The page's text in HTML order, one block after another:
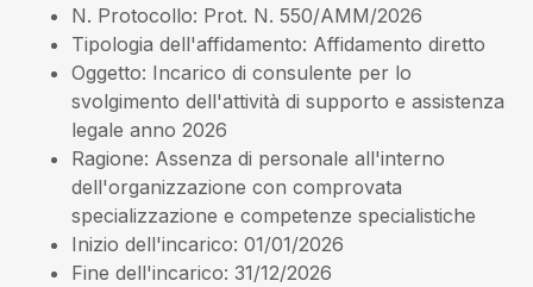
N. Protocollo: Prot. N. 550/AMM/2026
Tipologia dell'affidamento: Affidamento diretto
Oggetto: Incarico di consulente per lo
svolgimento dell'attività di supporto e assistenza
legale anno 2026
Ragione: Assenza di personale all'interno
dell'organizzazione con comprovata
specializzazione e competenze specialistiche
Inizio dell'incarico: 01/01/2026
Fine dell'incarico: 31/12/2026